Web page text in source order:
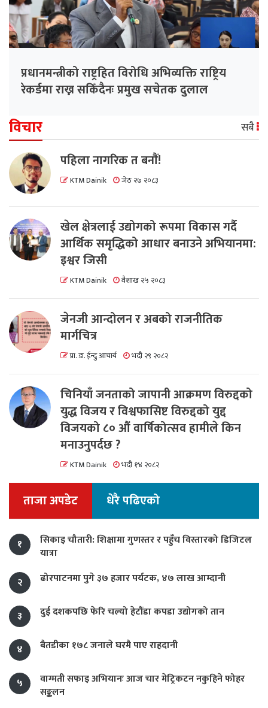
प्रधानमन्त्रीको राष्ट्रहित विरोधि अभिव्यक्ति राष्ट्रिय
रेकर्डमा राख्न सकिँदैनः प्रमुख सचेतक दुलाल
विचार सबै
पहिला नागरिक त बनाैं!
KTM Dainik जेठ २७ २०८३
खेल क्षेत्रलाई उद्योगको रूपमा विकास गर्दै
आर्थिक समृद्धिको आधार बनाउने अभियानमा:
इश्वर जिसी
KTM Dainik वैशाख २५ २०८३
जेनजी आन्दोलन र अबको राजनीतिक
मार्गचित्र
प्रा. डा. ईन्दु आचार्य भदौ २९ २०८२
चिनियाँ जनताको जापानी आक्रमण विरुद्दको
युद्ध विजय र विश्वफासिष्ट विरुद्दको युद्द
विजयको ८० औं वार्षिकोत्सव हामीले किन
मनाउनुपर्दछ ?
KTM Dainik भदौ १४ २०८२
ताजा अपडेट धेरै पढिएको
१
सिकाइ चौतारी: शिक्षामा गुणस्तर र पहुँच विस्तारको डिजिटल
यात्रा
२
ढोरपाटनमा पुगे ३७ हजार पर्यटक, ४७ लाख आम्दानी
३ दुई दशकपछि फेरि चल्यो हेटौंडा कपडा उद्योगको तान
४ बैतडीका १७८ जनाले घरमै पाए राहदानी
५
वाग्मती सफाइ अभियानः आज चार मेट्रिकटन नकुहिने फोहर
सङ्कलन